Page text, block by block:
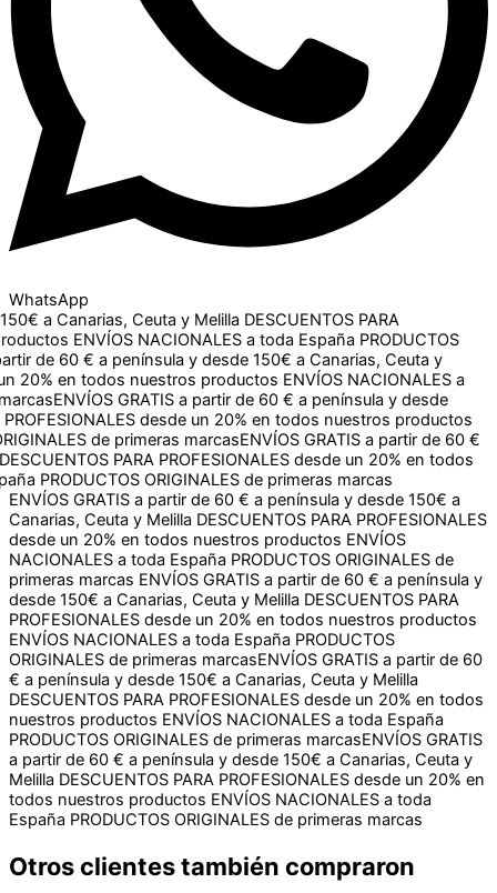
WhatsApp
Canarias, Ceuta y MelillaDESCUENTOS PARA
ENVÍOS NACIONALES a toda EspañaPRODUCTOS
60 € a península y desde 150€ a Canarias, Ceuta y Melilla
nuestros productosENVÍOS NACIONALES a toda España
a partir de 60 € a península y desde 150€ a Canarias,
un 20% en todos nuestros productosENVÍOS NACIONALES
ENVÍOS GRATIS a partir de 60 € a península y desde 150€ a
desde un 20% en todos nuestros productosENVÍOS
primeras marcas
ENVÍOS GRATIS a partir de 60 € a península y desde 150€ a
Canarias, Ceuta y Melilla DESCUENTOS PARA PROFESIONALES
desde un 20% en todos nuestros productos ENVÍOS
NACIONALES a toda España PRODUCTOS ORIGINALES de
primeras marcas ENVÍOS GRATIS a partir de 60 € a península y
desde 150€ a Canarias, Ceuta y Melilla DESCUENTOS PARA
PROFESIONALES desde un 20% en todos nuestros productos
ENVÍOS NACIONALES a toda España PRODUCTOS
ORIGINALES de primeras marcasENVÍOS GRATIS a partir de 60
€ a península y desde 150€ a Canarias, Ceuta y Melilla
DESCUENTOS PARA PROFESIONALES desde un 20% en todos
nuestros productos ENVÍOS NACIONALES a toda España
PRODUCTOS ORIGINALES de primeras marcasENVÍOS GRATIS
a partir de 60 € a península y desde 150€ a Canarias, Ceuta y
Melilla DESCUENTOS PARA PROFESIONALES desde un 20% en
todos nuestros productos ENVÍOS NACIONALES a toda
España PRODUCTOS ORIGINALES de primeras marcas
Otros clientes también compraron